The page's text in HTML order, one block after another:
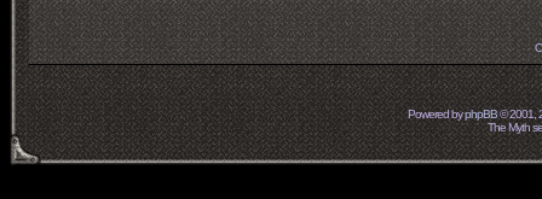
Powered byphpBB© 2001,
The Myth